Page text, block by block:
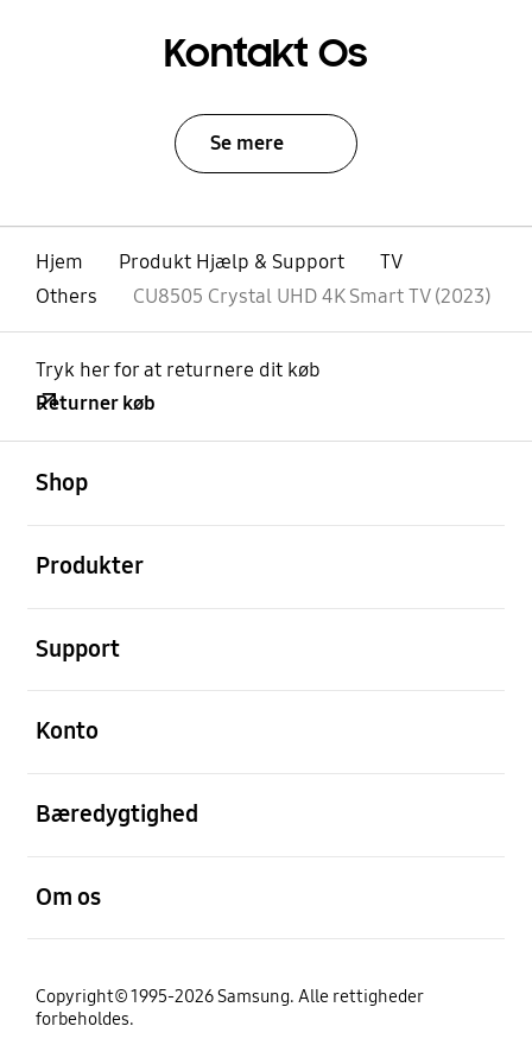
Kontakt Os
Se mere
Hjem Produkt Hjælp & Support
TV
Others
CU8505 Crystal UHD 4K Smart TV (2023)
Tryk her for at returnere dit køb
Returner køb
Shop
Produkter
Support
Konto
Bæredygtighed
Om os
Copyright© 1995-2026 Samsung. Alle rettigheder
forbeholdes.